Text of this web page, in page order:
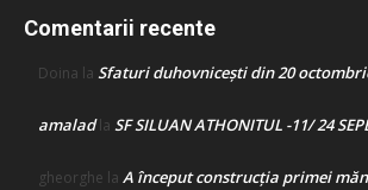
Comentarii recente
Doina la Sfaturi duhovnicești din 20
amaladla SF SILUAN ATHONITUL -11/ 24
gheorghe la A început construcţia primei